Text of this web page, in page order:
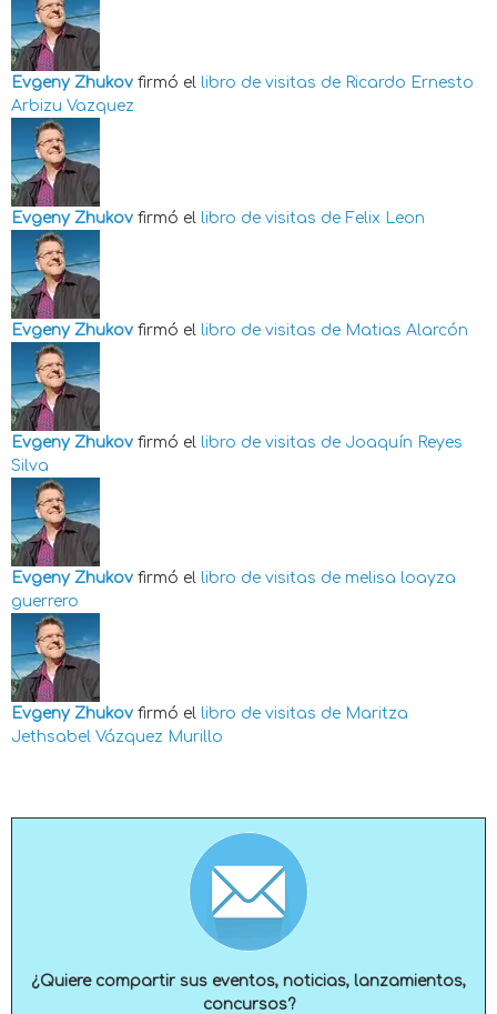
Evgeny Zhukov firmó el libro de visitas de Ricardo Ernesto
Arbizu Vazquez
Evgeny Zhukov firmó el libro de visitas de Felix Leon
Evgeny Zhukov firmó el libro de visitas de Matias Alarcón
Evgeny Zhukov firmó el libro de visitas de Joaquín Reyes
Silva
Evgeny Zhukov firmó el libro de visitas de melisa loayza
guerrero
Evgeny Zhukov firmó el libro de visitas de Maritza
Jethsabel Vázquez Murillo
¿Quiere compartir sus eventos, noticias, lanzamientos,
concursos?